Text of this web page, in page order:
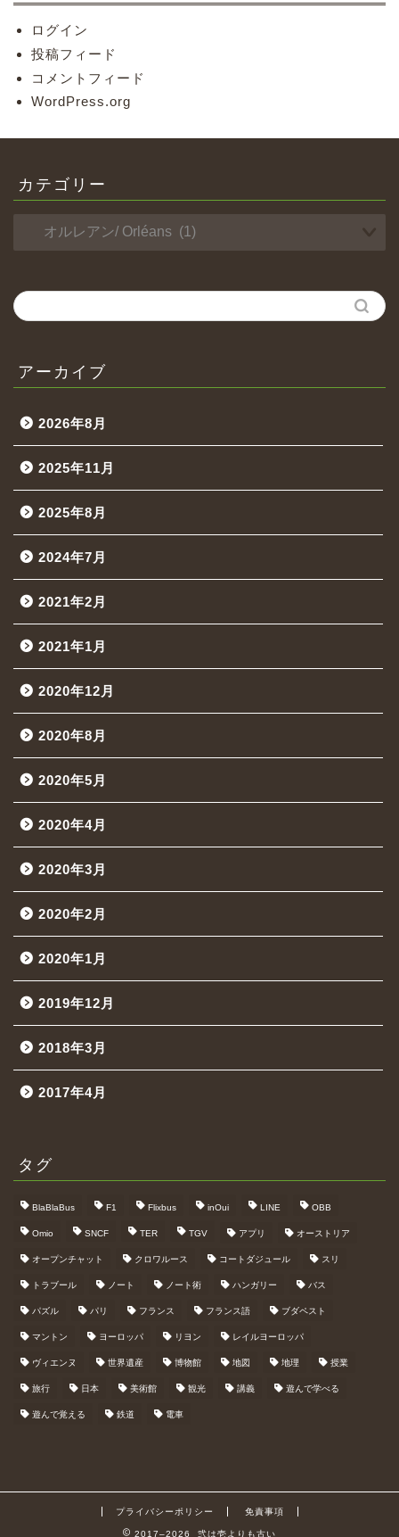
ログイン
投稿フィード
コメントフィード
WordPress.org
カテゴリー
アーカイブ
2026年8月
2025年11月
2025年8月
2024年7月
2021年2月
2021年1月
2020年12月
2020年8月
2020年5月
2020年4月
2020年3月
2020年2月
2020年1月
2019年12月
2018年3月
2017年4月
タグ
BlaBlaBus F1 Flixbus inOui LINE OBB
Omio SNCF TER TGV アプリ オーストリア
オープンチャット クロワルース コートダジュール スリ
トラブール ノート ノート術 ハンガリー バス
パズル パリ フランス フランス語 ブダペスト
マントン ヨーロッパ リヨン レイルヨーロッパ
ヴィエンヌ 世界遺産 博物館 地図 地理 授業
旅行 日本 美術館 観光 講義 遊んで学べる
遊んで覚える 鉄道 電車
プライバシーポリシー 免責事項
2017–2026 弐は壱よりも古い